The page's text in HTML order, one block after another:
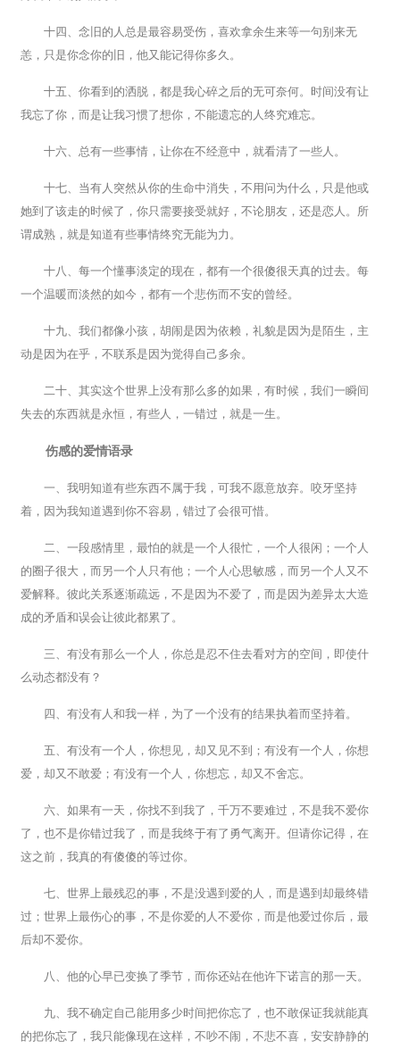
十四、念旧的人总是最容易受伤，喜欢拿余生来等一句别来无
恙，只是你念你的旧，他又能记得你多久。
十五、你看到的洒脱，都是我心碎之后的无可奈何。时间没有让
我忘了你，而是让我习惯了想你，不能遗忘的人终究难忘。
十六、总有一些事情，让你在不经意中，就看清了一些人。
十七、当有人突然从你的生命中消失，不用问为什么，只是他或
她到了该走的时候了，你只需要接受就好，不论朋友，还是恋人。所
谓成熟，就是知道有些事情终究无能为力。
十八、每一个懂事淡定的现在，都有一个很傻很天真的过去。每
一个温暖而淡然的如今，都有一个悲伤而不安的曾经。
十九、我们都像小孩，胡闹是因为依赖，礼貌是因为是陌生，主
动是因为在乎，不联系是因为觉得自己多余。
二十、其实这个世界上没有那么多的如果，有时候，我们一瞬间
失去的东西就是永恒，有些人，一错过，就是一生。
伤感的爱情语录
一、我明知道有些东西不属于我，可我不愿意放弃。咬牙坚持
着，因为我知道遇到你不容易，错过了会很可惜。
二、一段感情里，最怕的就是一个人很忙，一个人很闲；一个人
的圈子很大，而另一个人只有他；一个人心思敏感，而另一个人又不
爱解释。彼此关系逐渐疏远，不是因为不爱了，而是因为差异太大造
成的矛盾和误会让彼此都累了。
三、有没有那么一个人，你总是忍不住去看对方的空间，即使什
么动态都没有？
四、有没有人和我一样，为了一个没有的结果执着而坚持着。
五、有没有一个人，你想见，却又见不到；有没有一个人，你想
爱，却又不敢爱；有没有一个人，你想忘，却又不舍忘。
六、如果有一天，你找不到我了，千万不要难过，不是我不爱你
了，也不是你错过我了，而是我终于有了勇气离开。但请你记得，在
这之前，我真的有傻傻的等过你。
七、世界上最残忍的事，不是没遇到爱的人，而是遇到却最终错
过；世界上最伤心的事，不是你爱的人不爱你，而是他爱过你后，最
后却不爱你。
八、他的心早已变换了季节，而你还站在他许下诺言的那一天。
九、我不确定自己能用多少时间把你忘了，也不敢保证我就能真
的把你忘了，我只能像现在这样，不吵不闹，不悲不喜，安安静静的